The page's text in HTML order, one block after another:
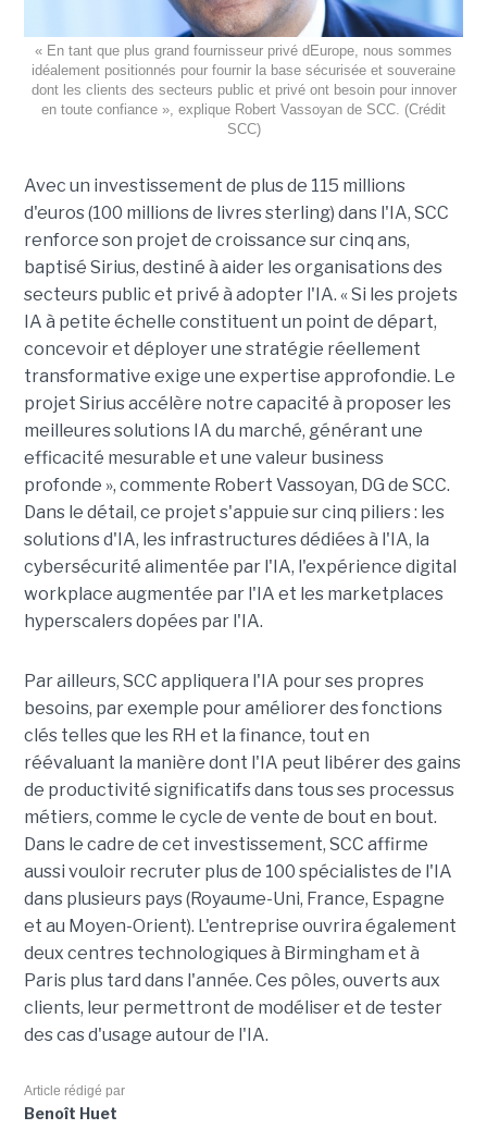
« En tant que plus grand fournisseur privé dEurope, nous sommes
idéalement positionnés pour fournir la base sécurisée et souveraine
dont les clients des secteurs public et privé ont besoin pour innover
en toute confiance », explique Robert Vassoyan de SCC. (Crédit
SCC)
Avec un investissement de plus de 115 millions
d'euros (100 millions de livres sterling) dans l'IA, SCC
renforce son projet de croissance sur cinq ans,
baptisé Sirius, destiné à aider les organisations des
secteurs public et privé à adopter l'IA. « Si les projets
IA à petite échelle constituent un point de départ,
concevoir et déployer une stratégie réellement
transformative exige une expertise approfondie. Le
projet Sirius accélère notre capacité à proposer les
meilleures solutions IA du marché, générant une
efficacité mesurable et une valeur business
profonde », commente Robert Vassoyan, DG de SCC.
Dans le détail, ce projet s'appuie sur cinq piliers : les
solutions d'IA, les infrastructures dédiées à l'IA, la
cybersécurité alimentée par l'IA, l'expérience digital
workplace augmentée par l'IA et les marketplaces
hyperscalers dopées par l'IA.
Par ailleurs, SCC appliquera l'IA pour ses propres
besoins, par exemple pour améliorer des fonctions
clés telles que les RH et la finance, tout en
réévaluant la manière dont l'IA peut libérer des gains
de productivité significatifs dans tous ses processus
métiers, comme le cycle de vente de bout en bout.
Dans le cadre de cet investissement, SCC affirme
aussi vouloir recruter plus de 100 spécialistes de l'IA
dans plusieurs pays (Royaume-Uni, France, Espagne
et au Moyen-Orient). L'entreprise ouvrira également
deux centres technologiques à Birmingham et à
Paris plus tard dans l'année. Ces pôles, ouverts aux
clients, leur permettront de modéliser et de tester
des cas d'usage autour de l'IA.
Article rédigé par
Benoît Huet